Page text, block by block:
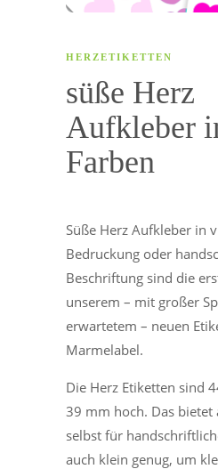
HERZETIKETTEN
süße Herz
Aufkleber
Farben
Süße Herz Aufkleber in
Bedruckung oder
Beschriftung sind die
unserem – mit großer
erwartetem – neuen
Marmelabel.
Die Herz Etiketten sind
39 mm hoch. Das bietet
selbst für
auch klein genug, um